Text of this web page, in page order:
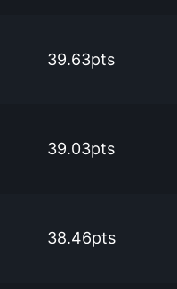
39.63pts
39.03pts
38.46pts